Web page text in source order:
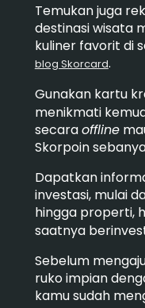
Temukan juga
destinasi wisata
kuliner favorit di
blog Skorcard.
Gunakan kartu
menikmati
secaraoffline
Skorpoin
Dapatkan
investasi, mulai
hingga properti,
saatnya
Sebelum
ruko impian
kamu sudah